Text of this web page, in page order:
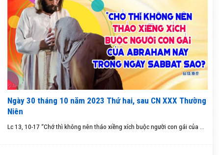
Ngày 30 tháng 10 năm 2023 Thứ hai, sau CN XXX Thường
Niên
Lc 13, 10-17 “Chớ thì không nên tháo xiềng xích buộc người con gái của ...